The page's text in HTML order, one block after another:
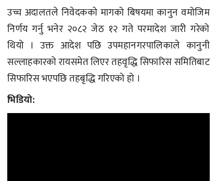
उच्च अदालतले निवेदकको मागको बिषयमा कानुन वमोजिम
निर्णय गर्नु भनेर २०८२ जेठ १२ गते परमादेश जारी गरेको
थियो । उक्त आदेश पछि उपमहानगरपालिकाले कानुनी
सल्लाहकारको रायसमेत लिएर तहवृद्धि सिफारिस समितिबाट
सिफारिस भएपछि तहबृद्धि गरिएको हो ।
भिडियो: